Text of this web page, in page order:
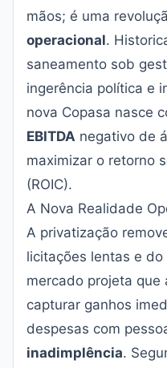
mãos; é uma
operacional.
saneamento sob
ingerência política e
nova Copasa nasce
EBITDA negativo de
maximizar o retorno
(ROIC).
A Nova Realidade
A privatização
licitações lentas e
mercado projeta que
capturar ganhos
despesas com
inadimplência.